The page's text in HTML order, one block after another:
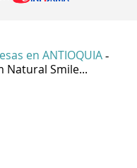
en ANTIOQUIA -
Natural Smile...